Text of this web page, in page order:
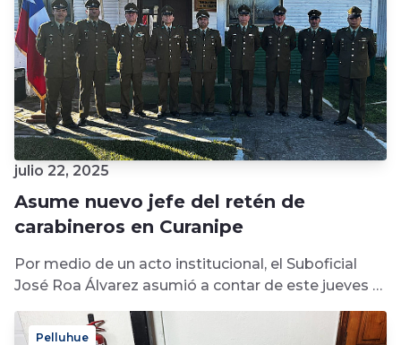
julio 22, 2025
Asume nuevo jefe del retén de
carabineros en Curanipe
Por medio de un acto institucional, el Suboficial
José Roa Álvarez asumió a contar de este jueves 17
Pelluhue